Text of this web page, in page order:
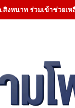
งหนาท ร่วมเข้าช่วยเ